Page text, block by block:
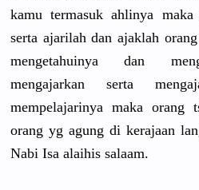
kamu termasuk ahlinya
serta ajarilah dan ajaklah
mengetahuinya dan
mengajarkan serta
mempelajarinya maka orang
orang yg agung di kerajaan
Nabi Isa alaihis salaam.